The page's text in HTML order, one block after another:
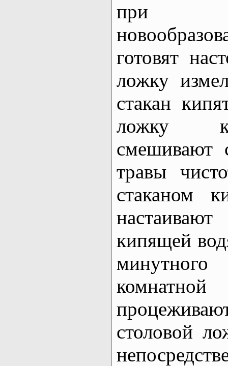
при
готовят
ложку
стакан
ложку
смешивают
травы
стаканом
кипящей
столовой